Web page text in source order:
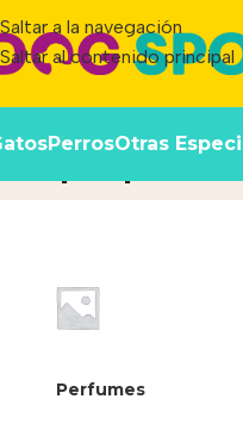
Saltar a la navegación
Saltar al contenido principal
PerrosOtras
Supre
Perfumes